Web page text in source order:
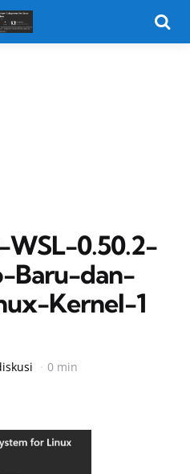
0.50.2-
Baru-dan-
Kernel-1
0 min